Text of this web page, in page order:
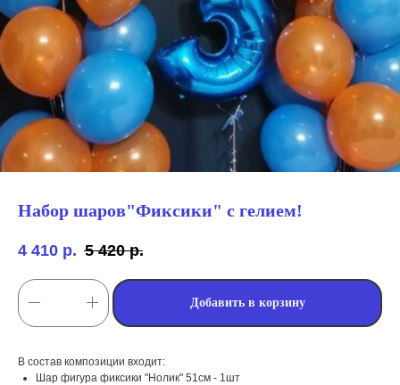
Набор шаров"Фиксики" с гелием!
4 410 р. 5 420 р.
Добавить в корзину
В состав композиции входит:
Шар фигура фиксики "Нолик" 51см - 1шт